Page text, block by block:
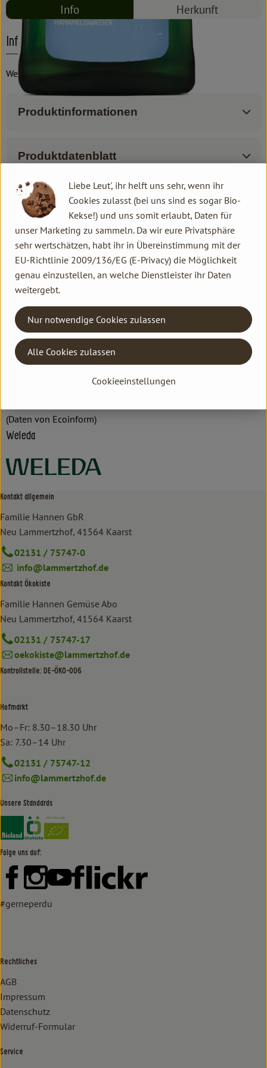
Info Herkunft
Info
Weleda
Produktinformationen
Produktdatenblatt
Herkunft
Hersteller: Weleda
DV
Weleda AG
D 73525 Schwäbisch Gmünd
Natürlich wirksame anthroposophische Arzneimittel.
(Daten von Ecoinform)
Weleda
Kontakt allgemein
Familie Hannen GbR
Neu Lammertzhof, 41564 Kaarst
02131 / 75747-0
info@lammertzhof.de
Kontakt Ökokiste
Familie Hannen Gemüse Abo
Neu Lammertzhof, 41564 Kaarst
02131 / 75747-17
oekokiste@lammertzhof.de
Kontrollstelle: DE-ÖKO-006
Hofmarkt
Mo–Fr: 8.30–18.30 Uhr
Sa: 7.30–14 Uhr
02131 / 75747-12
info@lammertzhof.de
Unsere Standards
Externer Link zu https://www.bioland.de/verbraucher
Externer Link zu https://www.oekokiste.de/
Folge uns auf:
Externer Link zu https://www.facebook.com/lammertzhof/
Externer Link zu https://www.instagram.com/
Externer Link zu https://www.youtube.com/
Externer Link zu https://
#gerneperdu
Rechtliches
AGB
Impressum
Datenschutz
Widerruf-Formular
Service
Liebe Leut', ihr helft uns sehr, wenn ihr
Cookies zulasst (bei uns sind es sogar Bio-
Kekse!) und uns somit erlaubt, Daten für
unser Marketing zu sammeln. Da wir eure Privatsphäre
sehr wertschätzen, habt ihr in Übereinstimmung mit der
EU-Richtlinie 2009/136/EG (E-Privacy) die Möglichkeit
genau einzustellen, an welche Dienstleister ihr Daten
weitergebt.
Cookieeinstellungen
Nur notwendige Cookies zulassen
Alle Cookies zulassen